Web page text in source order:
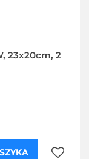
23x20cm, 2